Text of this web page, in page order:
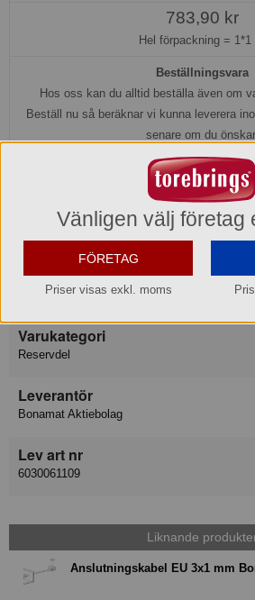
783,90 kr
Hel förpackning = 1*1
Beställningsvara
Hos oss kan du alltid beställa även om
Beställ nu så beräknar vi kunna leverera
senare om du
Köp »
Produktinformation
Varumärke
Bonamat Bravilor
Varukategori
Reservdel
Leverantör
Bonamat Aktiebolag
Lev art nr
6030061109
Liknande
Anslutningskabel EU 3x1 mm
Vänligen välj företag
FÖRETAG
Priser visas exkl. moms